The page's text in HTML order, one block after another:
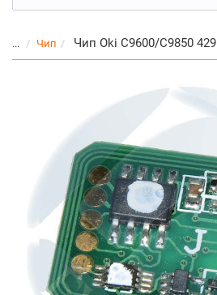
... Чип Чип Oki C9600/C9850